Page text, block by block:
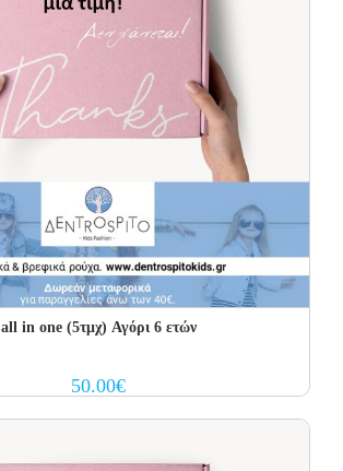
all in one (5τμχ) Αγόρι 6 ετών
50.00€